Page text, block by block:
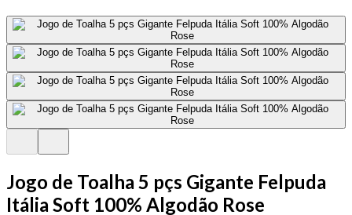
Jogo de Toalha 5 pçs Gigante Felpuda
Itália Soft 100% Algodão Rose